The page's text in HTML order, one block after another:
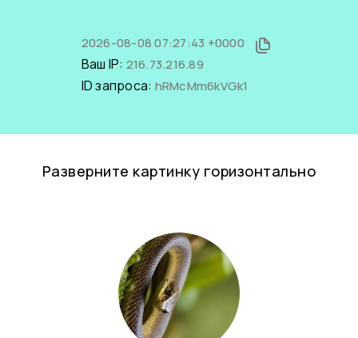
2026-08-08 07:27:43 +0000
Ваш IP: 216.73.216.89
ID запроса: hRMcMm6kVGk1
Разверните картинку горизонтально